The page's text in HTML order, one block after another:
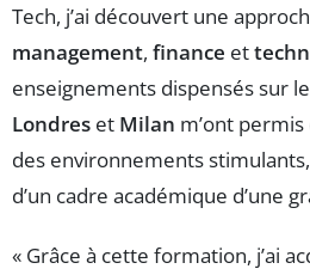
Tech, j’ai découvert une
management, finance et
enseignements dispensés sur
Londres et Milan m’ont
des environnements
d’un cadre académique d’une
« Grâce à cette formation, j’ai